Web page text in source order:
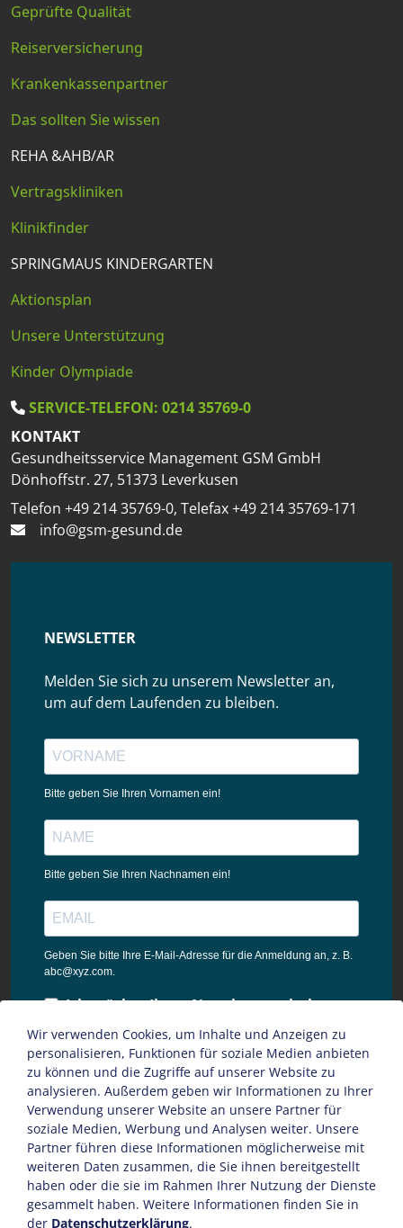
Geprüfte Qualität
Reiserversicherung
Krankenkassenpartner
Das sollten Sie wissen
REHA &AHB/AR
Vertragskliniken
Klinikfinder
SPRINGMAUS KINDERGARTEN
Aktionsplan
Unsere Unterstützung
Kinder Olympiade
SERVICE-TELEFON: 0214 35769-0
KONTAKT
Gesundheitsservice Management GSM GmbH
Dönhoffstr. 27, 51373 Leverkusen
Telefon +49 214 35769-0, Telefax +49 214 35769-171
info@gsm-gesund.de
NEWSLETTER
Melden Sie sich zu unserem Newsletter an,
um auf dem Laufenden zu bleiben.
Bitte geben Sie Ihren Vornamen ein!
Bitte geben Sie Ihren Nachnamen ein!
Geben Sie bitte Ihre E-Mail-Adresse für die Anmeldung an, z. B.
abc@xyz.com.
Ich möchte Ihren Newsletter erhalten
und akzeptiere die
Datenschutzbestimmungen dieser
Webseite.
Sie können den Newsletter jederzeit über den Link in unserem
Newsletter abbestellen.
Wir verwenden Cookies, um Inhalte und Anzeigen zu
personalisieren, Funktionen für soziale Medien anbieten
zu können und die Zugriffe auf unserer Website zu
analysieren. Außerdem geben wir Informationen zu Ihrer
Verwendung unserer Website an unsere Partner für
soziale Medien, Werbung und Analysen weiter. Unsere
Partner führen diese Informationen möglicherweise mit
weiteren Daten zusammen, die Sie ihnen bereitgestellt
haben oder die sie im Rahmen Ihrer Nutzung der Dienste
gesammelt haben. Weitere Informationen finden Sie in
der Datenschutzerklärung.